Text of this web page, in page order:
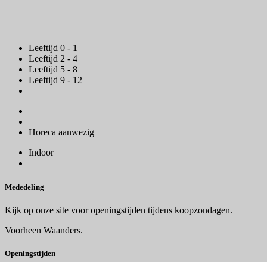
Leeftijd 0 - 1
Leeftijd 2 - 4
Leeftijd 5 - 8
Leeftijd 9 - 12
Horeca aanwezig
Indoor
Mededeling
Kijk op onze site voor openingstijden tijdens koopzondagen.
Voorheen Waanders.
Openingstijden